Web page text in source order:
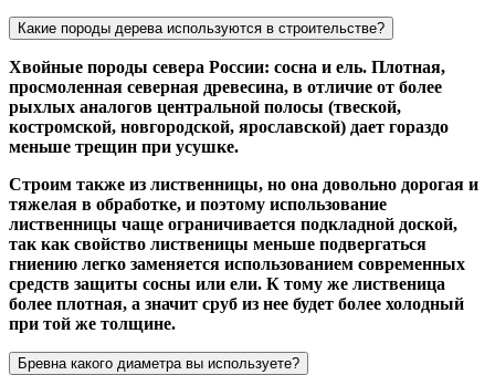
Какие породы дерева используются в строительстве?
Хвойные породы севера России: сосна и ель. Плотная,
просмоленная северная древесина, в отличие от более
рыхлых аналогов центральной полосы (твеской,
костромской, новгородской, ярославской) дает гораздо
меньше трещин при усушке.
Строим также из лиственницы, но она довольно дорогая и
тяжелая в обработке, и поэтому использование
лиственницы чаще ограничивается подкладной доской,
так как свойство лиственицы меньше подвергаться
гниению легко заменяется использованием современных
средств защиты сосны или ели. К тому же лиственица
более плотная, а значит сруб из нее будет более холодный
при той же толщине.
Бревна какого диаметра вы используете?